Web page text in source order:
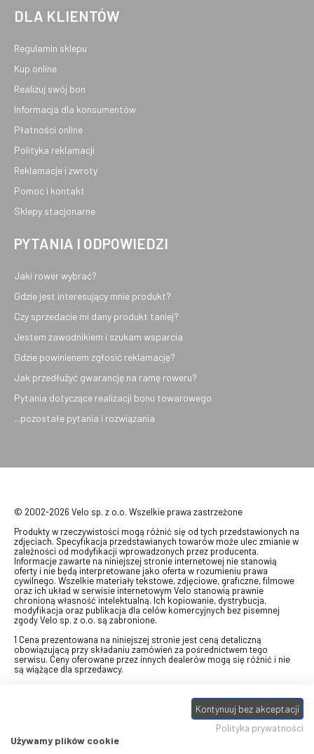
DLA KLIENTÓW
Regulamin sklepu
Kup online
Realizuj swój bon
Informacja dla konsumentów
Płatności online
Polityka reklamacji
Reklamacje i zwroty
Pomoc i kontakt
Sklepy stacjonarne
PYTANIA I ODPOWIEDZI
Jaki rower wybrać?
Gdzie jest interesujący mnie produkt?
Czy sprzedacie mi dany produkt taniej?
Jestem zawodnikiem i szukam wsparcia
Gdzie powinienem zgłosić reklamację?
Jak przedłużyć gwarancję na ramę roweru?
Pytania dotyczące realizacji bonu towarowego
...pozostałe pytania i rozwiązania
© 2002-2026 Velo sp. z o.o. Wszelkie prawa zastrzeżone
Produkty w rzeczywistości mogą różnić się od tych przedstawionych na
zdjęciach. Specyfikacja przedstawianych towarów może ulec zmianie w
zależności od modyfikacji wprowadzonych przez producenta.
Informacje zawarte na niniejszej stronie internetowej nie stanowią
oferty i nie będą interpretowane jako oferta w rozumieniu prawa
cywilnego. Wszelkie materiały tekstowe, zdjęciowe, graficzne, filmowe
oraz ich układ w serwisie internetowym Velo stanowią prawnie
chronioną własność intelektualną. Ich kopiowanie, dystrybucja,
modyfikacja oraz publikacja dla celów komercyjnych bez pisemnej
zgody Velo sp. z o.o. są zabronione.
1 Cena prezentowana na niniejszej stronie jest ceną detaliczną
obowiązującą przy składaniu zamówień za pośrednictwem tego
serwisu. Ceny oferowane przez innych dealerów mogą się różnić i nie
są wiążące dla sprzedawcy.
swój bon" na towary z oferty VELO, aktualnie dostępnej na stronie
, w ramach sprzedaży premiowej. Dowiedz się jak
stronie promocji. Prezentowana wartość
eBonu uwzględnia fakt wyrażenia - w procesie rejestracji w Panelu
klienta- zgody na otrzymywanie drogą mailową informacji handlowo-
marketingowe, np. newsletter rowerowy. W przypadku braku zgody
Kontynuuj bez akceptacji
Polityka prywatności
Używamy plików cookie